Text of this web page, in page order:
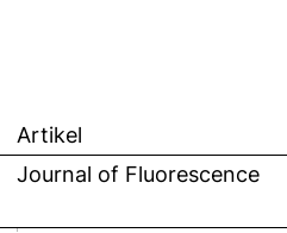
Artikel
Journal of Fluorescence